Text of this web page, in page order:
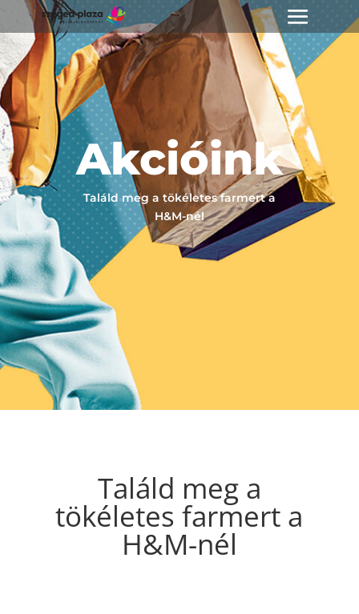
Akcióink
Találd meg a tökéletes farmert a
H&M-nél
Találd meg a
tökéletes farmert a
H&M-nél